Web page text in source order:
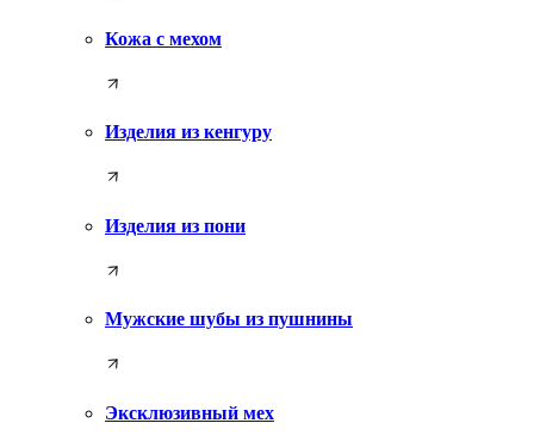
Кожа с мехом
Изделия из кенгуру
Изделия из пони
Мужские шубы из пушнины
Эксклюзивный мех